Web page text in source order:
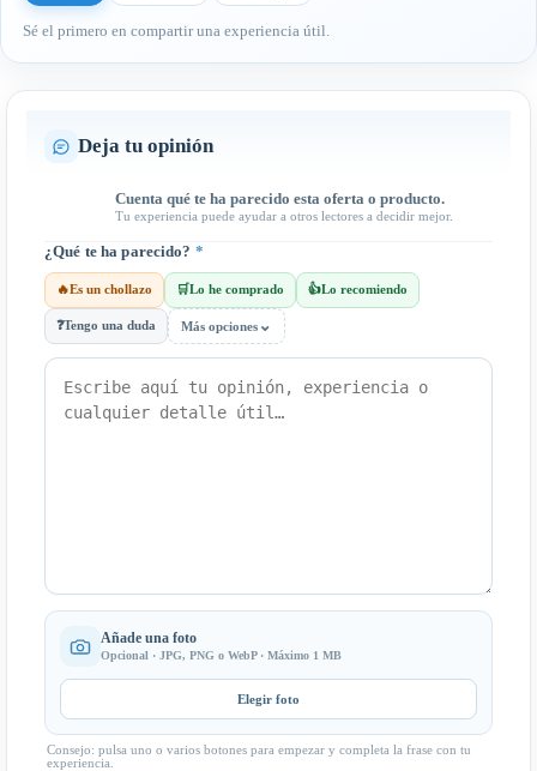
Sé el primero en compartir una experiencia útil.
Deja tu opinión
Cuenta qué te ha parecido esta oferta o producto.
Tu experiencia puede ayudar a otros lectores a decidir mejor.
¿Qué te ha parecido? *
🔥Es un chollazo 🛒Lo he comprado 👍Lo recomiendo
❓Tengo una duda Más opciones ⌄
Añade una foto
Opcional · JPG, PNG o WebP · Máximo 1 MB
Elegir foto
Consejo: pulsa uno o varios botones para empezar y completa la frase con tu
experiencia.